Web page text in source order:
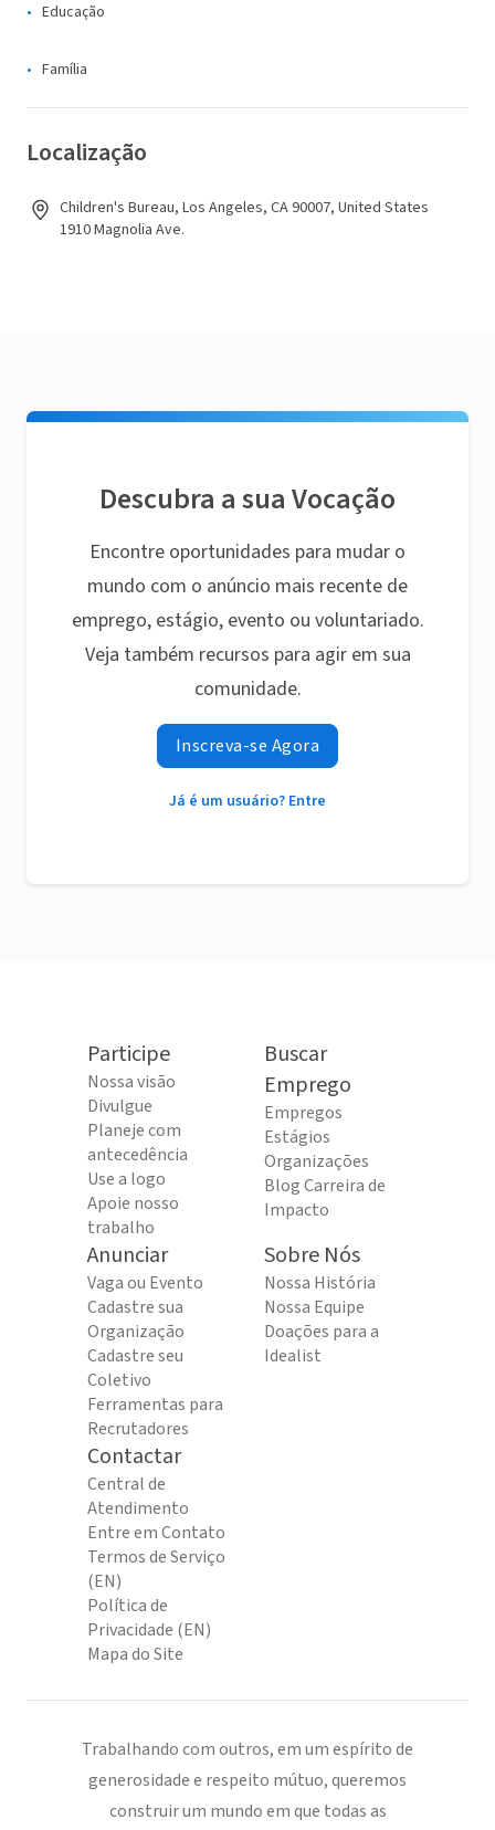
Educação
Família
Localização
Children's Bureau, Los Angeles, CA 90007, United States
1910 Magnolia Ave.
Descubra a sua Vocação
Encontre oportunidades para mudar o
mundo com o anúncio mais recente de
emprego, estágio, evento ou voluntariado.
Veja também recursos para agir em sua
comunidade.
Inscreva-se Agora
Já é um usuário? Entre
Participe
Nossa visão
Divulgue
Planeje com
antecedência
Use a logo
Apoie nosso
trabalho
Buscar
Emprego
Empregos
Estágios
Organizações
Blog Carreira de
Impacto
Anunciar
Vaga ou Evento
Cadastre sua
Organização
Cadastre seu
Coletivo
Ferramentas para
Recrutadores
Sobre Nós
Nossa História
Nossa Equipe
Doações para a
Idealist
Contactar
Central de
Atendimento
Entre em Contato
Termos de Serviço
(EN)
Política de
Privacidade (EN)
Mapa do Site
Trabalhando com outros, em um espírito de
generosidade e respeito mútuo, queremos
construir um mundo em que todas as